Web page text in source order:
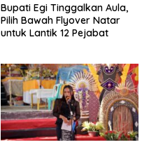
Bupati Egi Tinggalkan Aula,
Pilih Bawah Flyover Natar
untuk Lantik 12 Pejabat